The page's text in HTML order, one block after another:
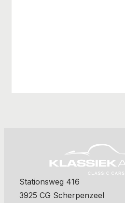
Stationsweg 416
3925 CG Scherpenzeel